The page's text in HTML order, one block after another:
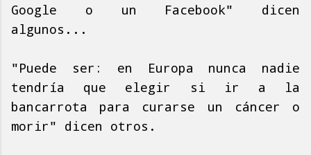
Google o un Facebook" dicen
algunos...
"Puede ser: en Europa nunca nadie
tendría que elegir si ir a la
bancarrota para curarse un cáncer o
morir" dicen otros.